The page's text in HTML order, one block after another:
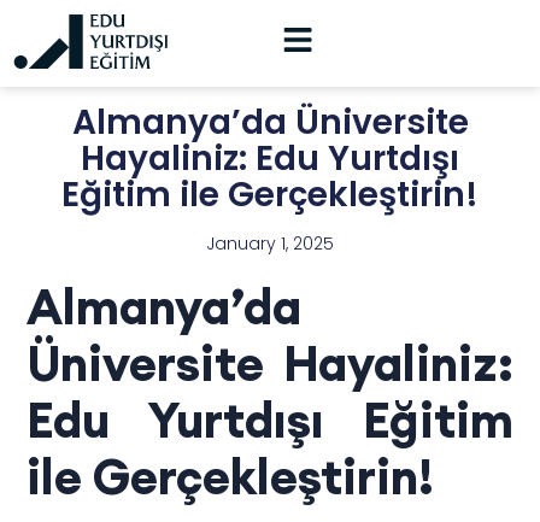
Almanya’da Üniversite
Hayaliniz: Edu Yurtdışı
Eğitim ile Gerçekleştirin!
January 1, 2025
Almanya’da
Üniversite Hayaliniz:
Edu Yurtdışı Eğitim
ile Gerçekleştirin!